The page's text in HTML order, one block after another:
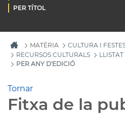
PER TÍTOL
MATÈRIA
CULTURA I
RECURSOS CULTURALS
PER ANY D'EDICIÓ
Tornar
Fitxa de la